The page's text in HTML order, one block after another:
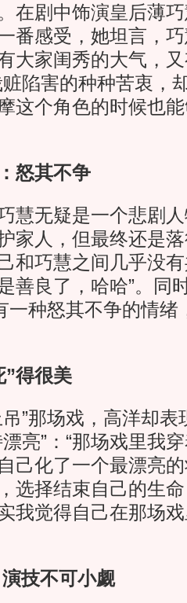
在剧中饰演皇后薄
番感受，她坦言，
大家闺秀的大气，
陷害的种种苦衷，
这个角色的时候也
怒其不争
无疑是一个悲剧人
家人，但最终还是
和巧慧之间几乎没
善良了，哈哈”。同
一种怒其不争的情绪
得很美
那场戏，高洋却表
亮”：“那场戏里我
己化了一个最漂亮
选择结束自己的生
我觉得自己在那场
技不可小觑